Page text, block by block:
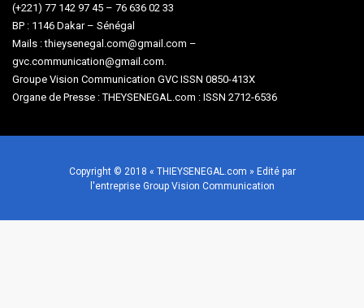
(+221) 77 142 97 45 – 76 636 02 33
BP : 1146 Dakar – Sénégal
Mails : thieysenegal.com@gmail.com –
gvc.communication@gmail.com.
Groupe Vision Communication GVC ISSN 0850-413X
Organe de Presse : THEYSENEGAL.com : ISSN 2712-6536
Copyright © 2018 « THIEYSENEGAL.com » Edité par
l'entreprise Group Vision Communication